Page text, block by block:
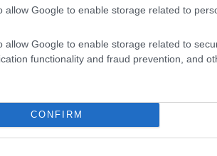
allow Google to enable storage related to
allow Google to enable storage related to
functionality and fraud prevention, and
CONFIRM
szünetel" - adta hírül
Dr. Ternyák Csaba és
munkájukat.